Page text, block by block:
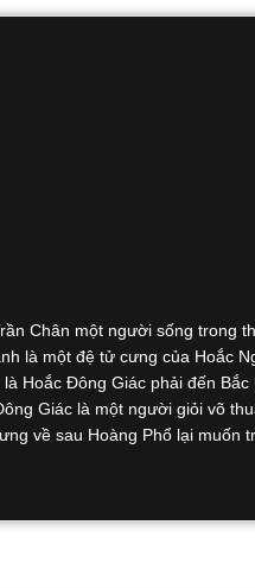
Chân một người sống trong
là một đệ tử cưng của Hoắc
Hoắc Đông Giác phải đến
Giác là một người giỏi võ
về sau Hoàng Phổ lại muốn